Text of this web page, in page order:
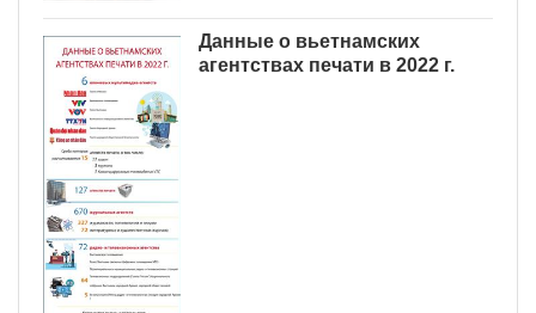
Данные о вьетнамских
агентствах печати в 2022 г.